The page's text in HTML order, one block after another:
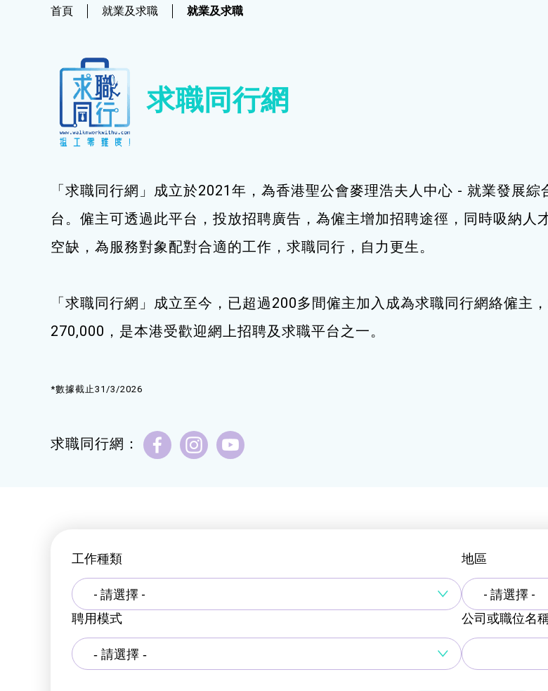
ERB服務點
ERB資訊
布藝手工
花藝手工
寵物護理及美容
寵物急救
藝術分享
首頁 就業及求職 就業及求職
求職同行網
「求職同行網」成立於2021年，為香港聖公會麥理浩夫人中心 - 就業發展
台。僱主可透過此平台，投放招聘廣告，為僱主增加招聘途徑，同時吸納
空缺，為服務對象配對合適的工作，求職同行，自力更生。
「求職同行網」成立至今，已超過200多間僱主加入成為求職同行網絡僱主
270,000，是本港受歡迎網上招聘及求職平台之一。
*數據截止31/3/2026
求職同行網：
工作種類
- 請選擇 -
地區
- 請選擇 -
聘用模式
公司或職位名